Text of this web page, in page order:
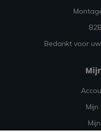
Bedankt voor